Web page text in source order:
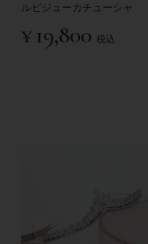
ルビジューカチューシャ
¥ 19,800 税込